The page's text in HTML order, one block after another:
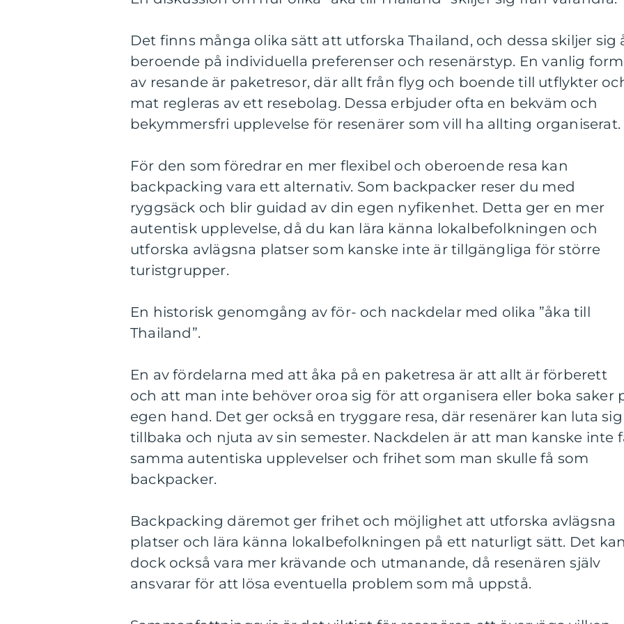
Det finns många olika sätt att utforska Thailand, och dessa skiljer sig
beroende på individuella preferenser och resenärstyp. En vanlig form
av resande är paketresor, där allt från flyg och boende till utflykter
mat regleras av ett resebolag. Dessa erbjuder ofta en bekväm och
bekymmersfri upplevelse för resenärer som vill ha allting organiserat.
För den som föredrar en mer flexibel och oberoende resa kan
backpacking vara ett alternativ. Som backpacker reser du med
ryggsäck och blir guidad av din egen nyfikenhet. Detta ger en mer
autentisk upplevelse, då du kan lära känna lokalbefolkningen och
utforska avlägsna platser som kanske inte är tillgängliga för större
turistgrupper.
En historisk genomgång av för- och nackdelar med olika ”åka till
Thailand”.
En av fördelarna med att åka på en paketresa är att allt är förberett
och att man inte behöver oroa sig för att organisera eller boka saker
egen hand. Det ger också en tryggare resa, där resenärer kan luta sig
tillbaka och njuta av sin semester. Nackdelen är att man kanske inte
samma autentiska upplevelser och frihet som man skulle få som
backpacker.
Backpacking däremot ger frihet och möjlighet att utforska avlägsna
platser och lära känna lokalbefolkningen på ett naturligt sätt. Det
dock också vara mer krävande och utmanande, då resenären själv
ansvarar för att lösa eventuella problem som må uppstå.